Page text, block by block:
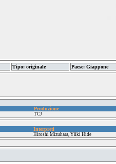
Tipo: originale
Paese: Giappone
Produzione
TCJ
Interpreti
Hiroshi Mizuhara, Yūki Hide